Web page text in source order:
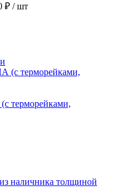
₽ / шт
терморейками,